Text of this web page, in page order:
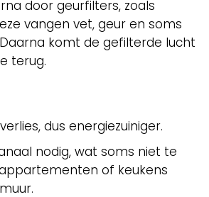
door geurfilters, zoals
vangen vet, geur en soms
komt de gefilterde lucht
terug.
dus energiezuiniger.
nodig, wat soms niet te
of keukens